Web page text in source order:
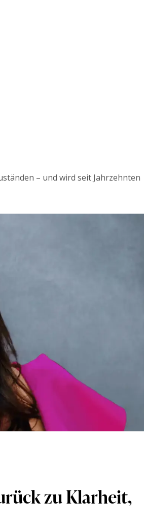
– und wird seit Jahrzehnten
zu Klarheit,